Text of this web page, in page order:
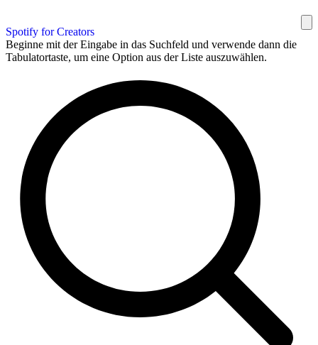
Spotify for Creators
Beginne mit der Eingabe in das Suchfeld und verwende dann die
Tabulatortaste, um eine Option aus der Liste auszuwählen.